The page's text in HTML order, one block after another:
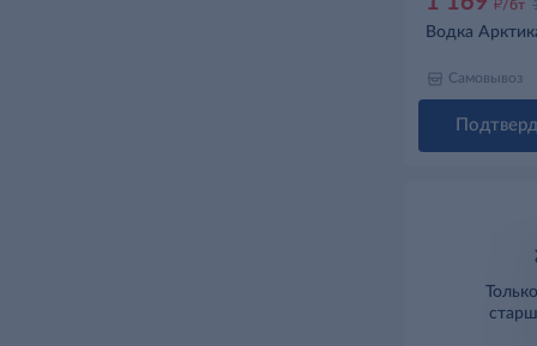
/бт
Водка
Самовывоз